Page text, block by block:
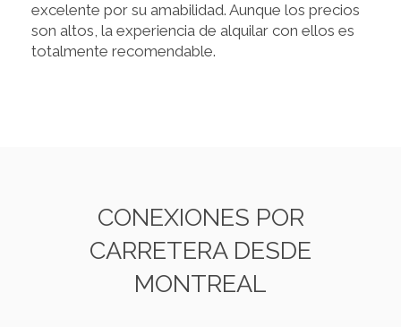
excelente por su amabilidad. Aunque los precios
son altos, la experiencia de alquilar con ellos es
totalmente recomendable.
CONEXIONES POR
CARRETERA DESDE
MONTREAL